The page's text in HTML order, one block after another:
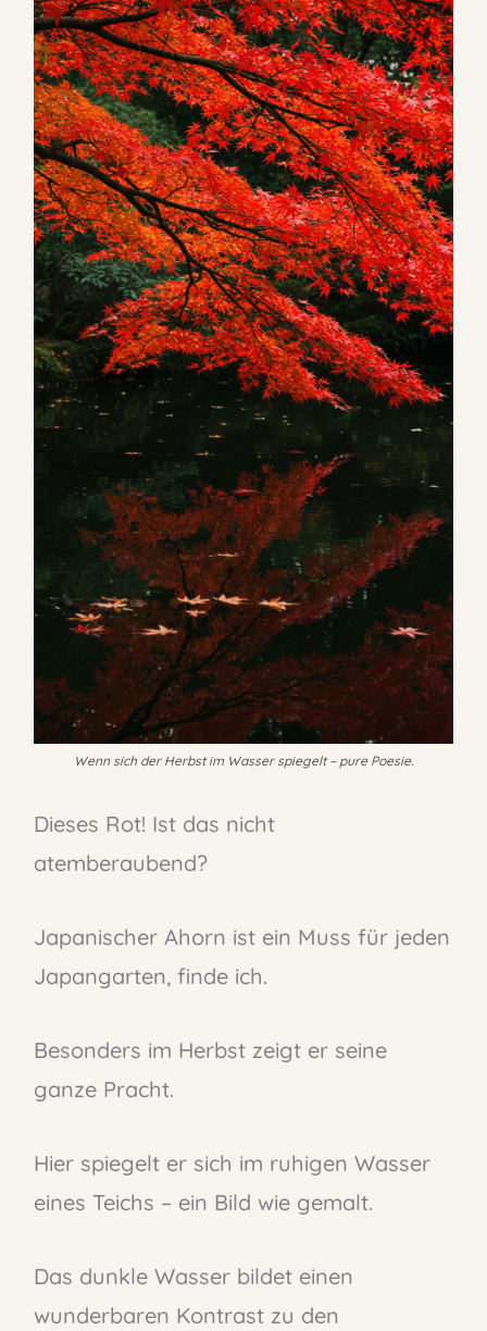
Wenn sich der Herbst im Wasser spiegelt – pure Poesie.
Dieses Rot! Ist das nicht
atemberaubend?
Japanischer Ahorn ist ein Muss für jeden
Japangarten, finde ich.
Besonders im Herbst zeigt er seine
ganze Pracht.
Hier spiegelt er sich im ruhigen Wasser
eines Teichs – ein Bild wie gemalt.
Das dunkle Wasser bildet einen
wunderbaren Kontrast zu den